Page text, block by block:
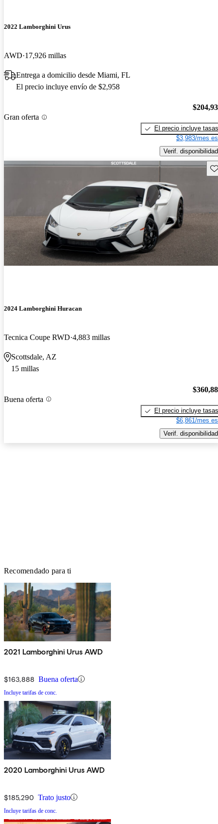
2022 Lamborghini Urus
AWD 17,926 millas
Entrega a domicilio desde Miami, FL
El precio incluye envío de $2,958
Gran oferta
El precio incluye tasas
$3,983/mes
Verif. disponibilidad
2024 Lamborghini Huracan
Tecnica Coupe RWD 4,883 millas
Scottsdale, AZ
15 millas
Buena oferta
El precio incluye tasas
$6,861/mes
Verif. disponibilidad
Recomendado para ti
2021 Lamborghini Urus AWD
$163,888 Buena oferta
Incluye tarifas de conc.
2020 Lamborghini Urus AWD
$185,290 Trato justo
Incluye tarifas de conc.